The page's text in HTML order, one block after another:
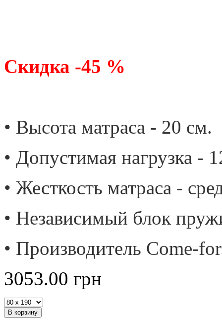
Скидка -45 %
• Высота матраса - 20 см.
• Допустимая нагрузка -
• Жесткость матраса -
• Независимый блок
• Производитель Come-
3053.00 грн